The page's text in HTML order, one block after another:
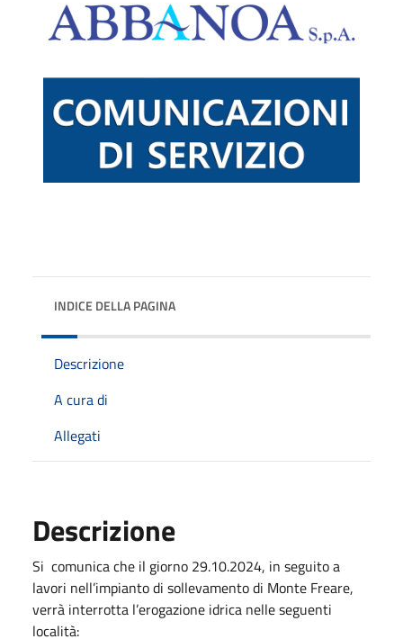
INDICE DELLA PAGINA
Descrizione
A cura di
Allegati
Descrizione
Si comunica che il giorno 29.10.2024, in seguito a
lavori nell’impianto di sollevamento di Monte Freare,
verrà interrotta l’erogazione idrica nelle seguenti
località: